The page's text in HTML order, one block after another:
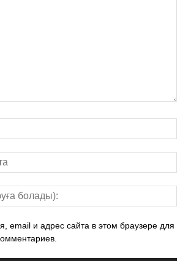
email и адрес сайта в этом браузере для